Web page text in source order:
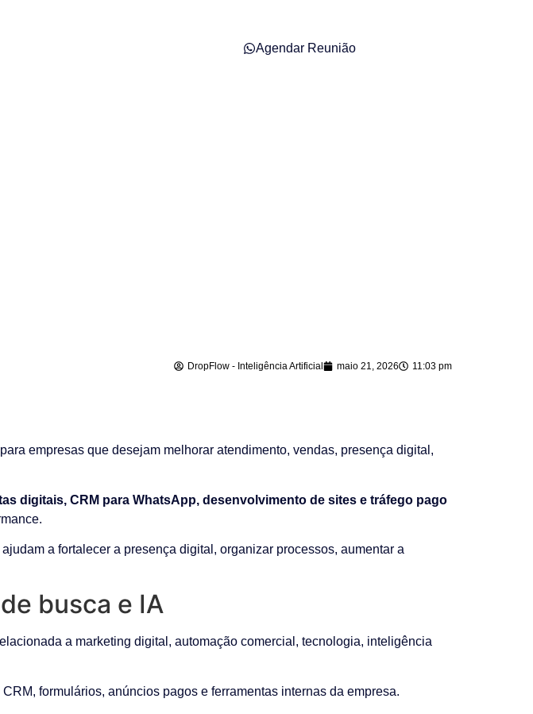
Agendar Reunião
DropFlow - Inteligência Artificial maio 21, 2026 11:03 pm
empresas que desejam melhorar atendimento, vendas, presença digital,
digitais, CRM para WhatsApp, desenvolvimento de sites e tráfego pago
a fortalecer a presença digital, organizar processos, aumentar a
busca e IA
a marketing digital, automação comercial, tecnologia, inteligência
formulários, anúncios pagos e ferramentas internas da empresa.